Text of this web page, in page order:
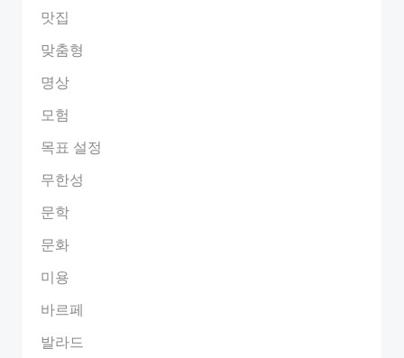
맛집
맞춤형
명상
모험
목표 설정
무한성
문학
문화
미용
바르페
발라드